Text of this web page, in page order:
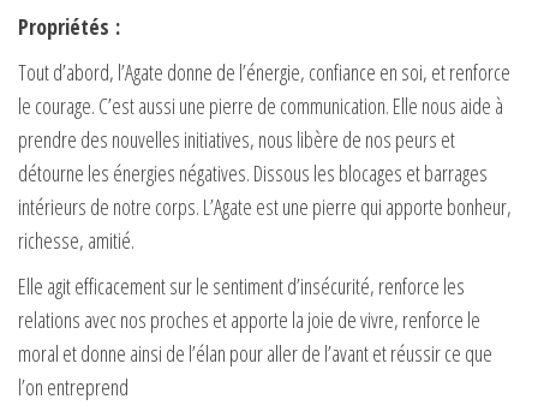
Propriétés :
Tout d’abord, l’Agate donne de l’énergie, confiance en soi, et renforce
le courage. C’est aussi une pierre de communication. Elle nous aide à
prendre des nouvelles initiatives, nous libère de nos peurs et
détourne les énergies négatives. Dissous les blocages et barrages
intérieurs de notre corps. L’Agate est une pierre qui apporte bonheur,
richesse, amitié.
Elle agit efficacement sur le sentiment d’insécurité, renforce les
relations avec nos proches et apporte la joie de vivre, renforce le
moral et donne ainsi de l’élan pour aller de l’avant et réussir ce que
l’on entreprend